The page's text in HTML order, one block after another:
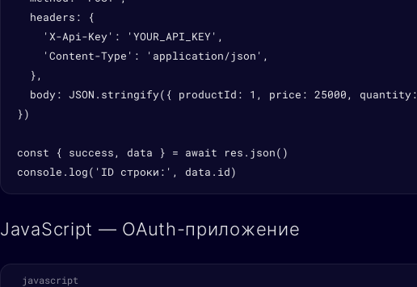
  headers: {
    'X-Api-Key': 'YOUR_API_KEY',
    'Content-Type': 'application/json',
  },
body: JSON.stringify({ productId: 1, price: 25000,
})
const { success, data } = await res.json()
console.log('ID строки:', data.id)
JavaScript — OAuth-приложение
javascript